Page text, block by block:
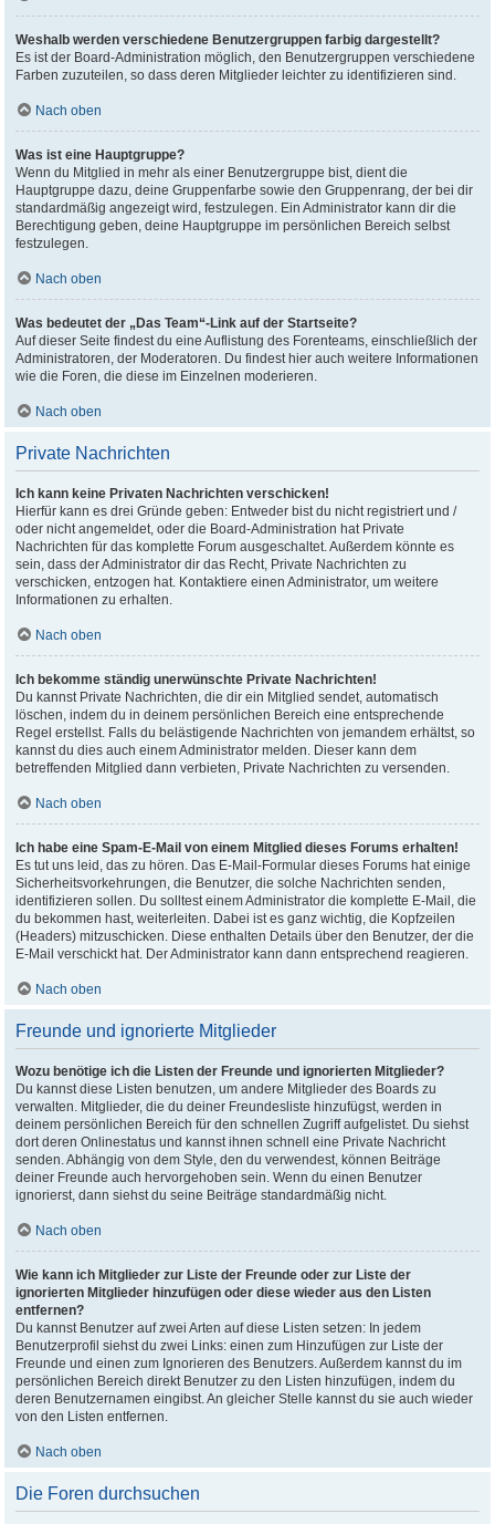
Weshalb werden verschiedene Benutzergruppen farbig dargestellt?
Es ist der Board-Administration möglich, den Benutzergruppen verschiedene
Farben zuzuteilen, so dass deren Mitglieder leichter zu identifizieren sind.
Nach oben
Was ist eine Hauptgruppe?
Wenn du Mitglied in mehr als einer Benutzergruppe bist, dient die
Hauptgruppe dazu, deine Gruppenfarbe sowie den Gruppenrang, der bei dir
standardmäßig angezeigt wird, festzulegen. Ein Administrator kann dir die
Berechtigung geben, deine Hauptgruppe im persönlichen Bereich selbst
festzulegen.
Nach oben
Was bedeutet der „Das Team“-Link auf der Startseite?
Auf dieser Seite findest du eine Auflistung des Forenteams, einschließlich der
Administratoren, der Moderatoren. Du findest hier auch weitere Informationen
wie die Foren, die diese im Einzelnen moderieren.
Nach oben
Private Nachrichten
Ich kann keine Privaten Nachrichten verschicken!
Hierfür kann es drei Gründe geben: Entweder bist du nicht registriert und /
oder nicht angemeldet, oder die Board-Administration hat Private
Nachrichten für das komplette Forum ausgeschaltet. Außerdem könnte es
sein, dass der Administrator dir das Recht, Private Nachrichten zu
verschicken, entzogen hat. Kontaktiere einen Administrator, um weitere
Informationen zu erhalten.
Nach oben
Ich bekomme ständig unerwünschte Private Nachrichten!
Du kannst Private Nachrichten, die dir ein Mitglied sendet, automatisch
löschen, indem du in deinem persönlichen Bereich eine entsprechende
Regel erstellst. Falls du belästigende Nachrichten von jemandem erhältst, so
kannst du dies auch einem Administrator melden. Dieser kann dem
betreffenden Mitglied dann verbieten, Private Nachrichten zu versenden.
Nach oben
Ich habe eine Spam-E-Mail von einem Mitglied dieses Forums erhalten!
Es tut uns leid, das zu hören. Das E-Mail-Formular dieses Forums hat einige
Sicherheitsvorkehrungen, die Benutzer, die solche Nachrichten senden,
identifizieren sollen. Du solltest einem Administrator die komplette E-Mail, die
du bekommen hast, weiterleiten. Dabei ist es ganz wichtig, die Kopfzeilen
(Headers) mitzuschicken. Diese enthalten Details über den Benutzer, der die
E-Mail verschickt hat. Der Administrator kann dann entsprechend reagieren.
Nach oben
Freunde und ignorierte Mitglieder
Wozu benötige ich die Listen der Freunde und ignorierten Mitglieder?
Du kannst diese Listen benutzen, um andere Mitglieder des Boards zu
verwalten. Mitglieder, die du deiner Freundesliste hinzufügst, werden in
deinem persönlichen Bereich für den schnellen Zugriff aufgelistet. Du siehst
dort deren Onlinestatus und kannst ihnen schnell eine Private Nachricht
senden. Abhängig von dem Style, den du verwendest, können Beiträge
deiner Freunde auch hervorgehoben sein. Wenn du einen Benutzer
ignorierst, dann siehst du seine Beiträge standardmäßig nicht.
Nach oben
Wie kann ich Mitglieder zur Liste der Freunde oder zur Liste der
ignorierten Mitglieder hinzufügen oder diese wieder aus den Listen
entfernen?
Du kannst Benutzer auf zwei Arten auf diese Listen setzen: In jedem
Benutzerprofil siehst du zwei Links: einen zum Hinzufügen zur Liste der
Freunde und einen zum Ignorieren des Benutzers. Außerdem kannst du im
persönlichen Bereich direkt Benutzer zu den Listen hinzufügen, indem du
deren Benutzernamen eingibst. An gleicher Stelle kannst du sie auch wieder
von den Listen entfernen.
Nach oben
Die Foren durchsuchen